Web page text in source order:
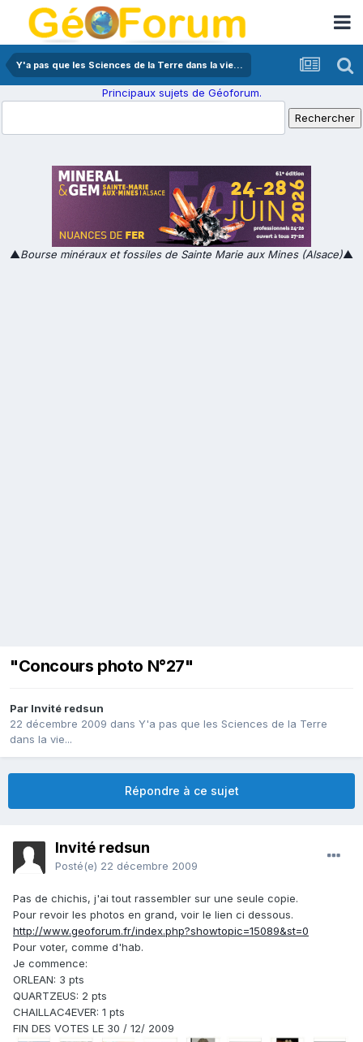
Y'a pas que les Sciences de la Terre dans la vie...
Principaux sujets de Géoforum.
▲Bourse minéraux et fossiles de Sainte Marie aux Mines (Alsace)▲
"Concours photo N°27"
Par Invité redsun
22 décembre 2009 dans Y'a pas que les Sciences de la Terre
dans la vie...
Répondre à ce sujet
Invité redsun
Posté(e) 22 décembre 2009
Pas de chichis, j'ai tout rassembler sur une seule copie.
Pour revoir les photos en grand, voir le lien ci dessous.
http://www.geoforum.fr/index.php?showtopic=15089&st=0
Pour voter, comme d'hab.
Je commence:
ORLEAN: 3 pts
QUARTZEUS: 2 pts
CHAILLAC4EVER: 1 pts
FIN DES VOTES LE 30 / 12/ 2009